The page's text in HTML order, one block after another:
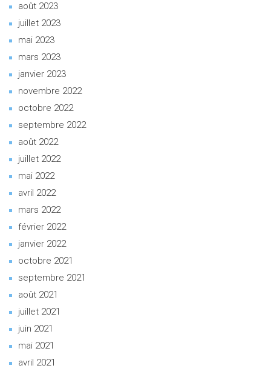
août 2023
juillet 2023
mai 2023
mars 2023
janvier 2023
novembre 2022
octobre 2022
septembre 2022
août 2022
juillet 2022
mai 2022
avril 2022
mars 2022
février 2022
janvier 2022
octobre 2021
septembre 2021
août 2021
juillet 2021
juin 2021
mai 2021
avril 2021